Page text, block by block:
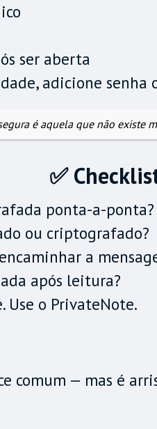
ser aberta
adicione senha
é aquela que não existe
✅
ponta-a-ponta?
ou criptografado?
a
após leitura?
Use o PrivateNote.
comum — mas é